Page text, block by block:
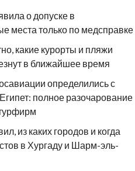
о допуске в
места только по медсправке
какие курорты и пляжи
в ближайшее время
определились с
полное разочарование
из каких городов и когда
в Хургаду и Шарм-эль-